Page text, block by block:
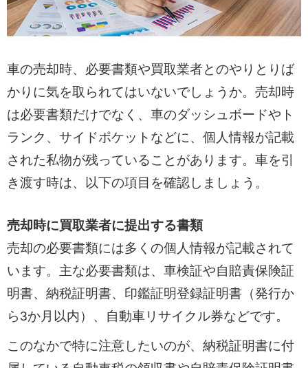
車の売却時、必要書類や買取業者とのやりとりば
かりに気を取られてはいないでしょうか。売却時
は必要書類だけでなく、車のダッシュボードやト
ランク、サイドポケットなどに、個人情報が記載
された私物が残っていることがあります。車を引
き渡す時は、以下の項目を確認しましょう。
売却時に買取業者に提出する書類
売却の必要書類には多くの個人情報が記載されて
います。主な必要書類は、車検証や自賠責保険証
明書、納税証明書、印鑑証明登録証明書（発行か
ら3か月以内）、自動車リサイクル券などです。
このなかで特に注意したいのが、納税証明書に付